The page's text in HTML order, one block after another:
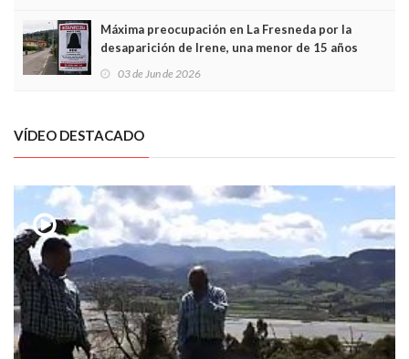
Máxima preocupación en La Fresneda por la
desaparición de Irene, una menor de 15 años
03 de Jun de 2026
VÍDEO DESTACADO